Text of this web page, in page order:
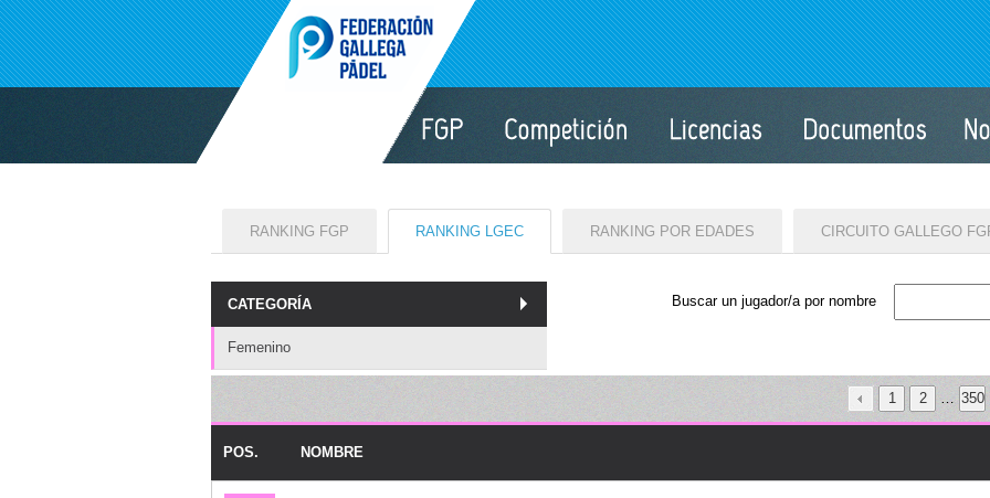
RANKING FGP RANKING LGEC RANKING POR EDADES CIRCUITO GALLEGO
Buscar un jugador/a por nombre
CATEGORÍA
Femenino
1 2 … 350
POS. NOMBRE